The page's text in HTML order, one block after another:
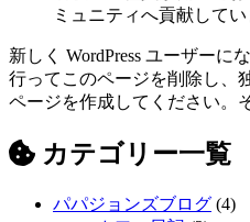
ミュニティへ貢献してい
新しく WordPress ユーザーに
行ってこのページを削除し、
ページを作成してください。
カテゴリー一覧
パパジョンズブログ (4)